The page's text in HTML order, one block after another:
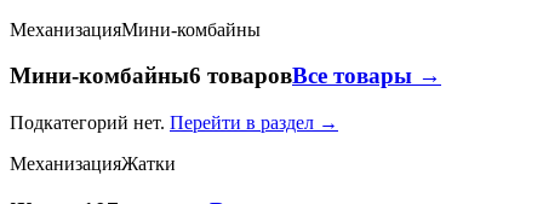
МеханизацияМини-комбайны
Мини-комбайны6 товаровВсе товары →
Подкатегорий нет. Перейти в раздел →
МеханизацияЖатки